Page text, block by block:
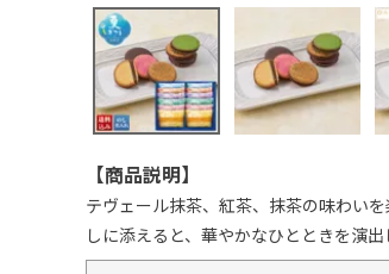
【商品説明】
テヴェール抹茶、紅茶、抹茶の味わい
しに添えると、華やかなひとときを演出